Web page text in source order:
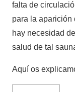
falta de
para la aparición
hay necesidad
salud de tal
Aquí os